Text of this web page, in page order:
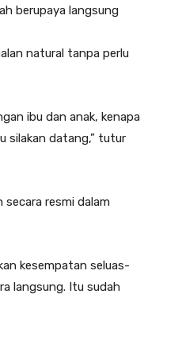
berupaya langsung
natural tanpa perlu
ibu dan anak, kenapa
silakan datang,” tutur
resmi dalam
kesempatan seluas-
langsung. Itu sudah